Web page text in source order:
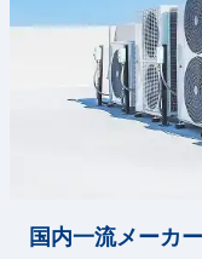
国内一流メーカ